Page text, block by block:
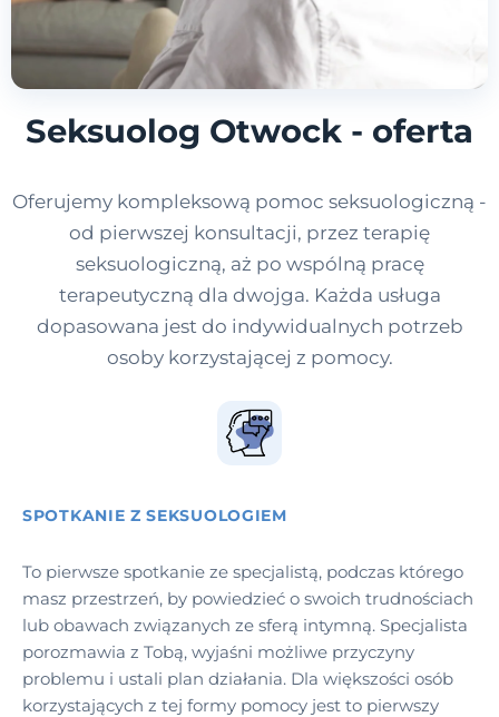
Seksuolog Otwock - oferta
Oferujemy kompleksową pomoc seksuologiczną -
od pierwszej konsultacji, przez terapię
seksuologiczną, aż po wspólną pracę
terapeutyczną dla dwojga. Każda usługa
dopasowana jest do indywidualnych potrzeb
osoby korzystającej z pomocy.
SPOTKANIE Z SEKSUOLOGIEM
To pierwsze spotkanie ze specjalistą, podczas którego
masz przestrzeń, by powiedzieć o swoich trudnościach
lub obawach związanych ze sferą intymną. Specjalista
porozmawia z Tobą, wyjaśni możliwe przyczyny
problemu i ustali plan działania. Dla większości osób
korzystających z tej formy pomocy jest to pierwszy